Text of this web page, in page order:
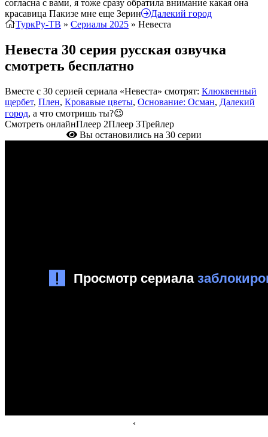
согласна с вами, я тоже сразу обратила внимание какая она
красавица Пакизе мне еще Зерин
Далекий город
ТуркРу-ТВ » Сериалы 2025 » Невеста
Невеста 30 серия русская озвучка
смотреть бесплатно
Вместе с 30 серией сериала «Невеста» смотрят: Клюквенный
щербет, Плен, Кровавые цветы, Основание: Осман, Далекий
город, а что смотришь ты?😉
Смотреть онлайнПлеер 2Плеер 3Трейлер
Вы остановились на 30 серии
‹